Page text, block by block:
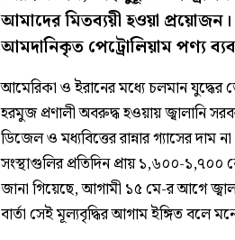
আমাদের মিতব্যয়ী হওয়া
আমদানিকৃত পেট্রোলিয়াম পণ্য
আমেরিকা ও ইরানের মধ্যে চলমান যুদ্ধের
হরমুজ প্রণালী অবরুদ্ধ হওয়ায় জ্বালানি
ডিজেল ও মধ্যবিত্তের রান্নার গ্যাসের
সংস্থাগুলির প্রতিদিন প্রায় ১,৬০০-১,৭০০
জানা গিয়েছে, আগামী ১৫ মে-র আগে
বার্তা সেই মূল্যবৃদ্ধির আগাম ইঙ্গিত বলে